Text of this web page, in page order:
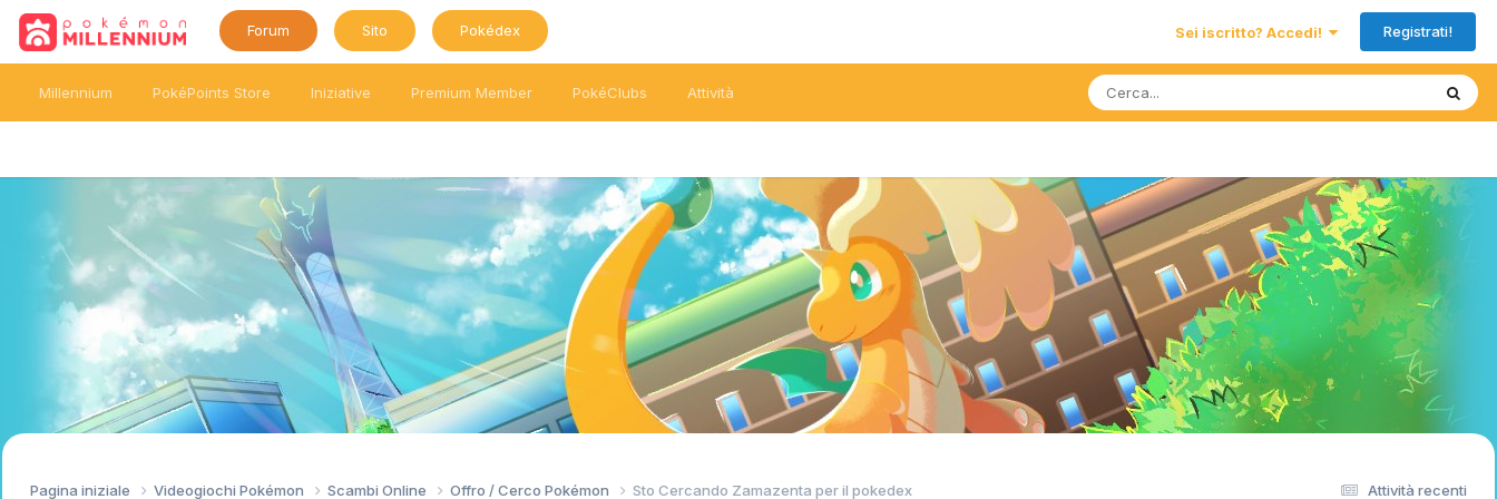
Forum Sito Pokédex Sei iscritto? Accedi! Registrati!
Millennium PokéPoints Store Iniziative Premium Member PokéClubs Attività
Attività recenti
Pagina iniziale Videogiochi Pokémon Scambi Online Offro / Cerco Pokémon Sto Cercando Zamazenta per il pokedex